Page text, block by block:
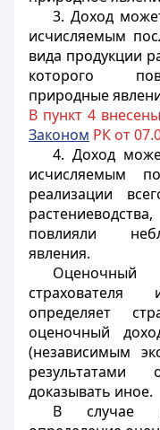
3. Доход
исчисляемым
вида продукции
которого
природные
В пункт 4
Законом РК от
4. Доход
исчисляемым
реализации
повлияли
явления.
определяет
оценочный
(независимым
доказывать иное.
В случае